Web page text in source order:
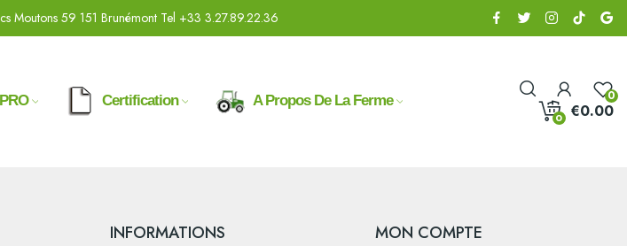
Moutons 59 151 Brunémont Tel +33 3.27.89.22.36
PRO Certification A Propos De La Ferme 0
€0.00
0
INFORMATIONS MON COMPTE